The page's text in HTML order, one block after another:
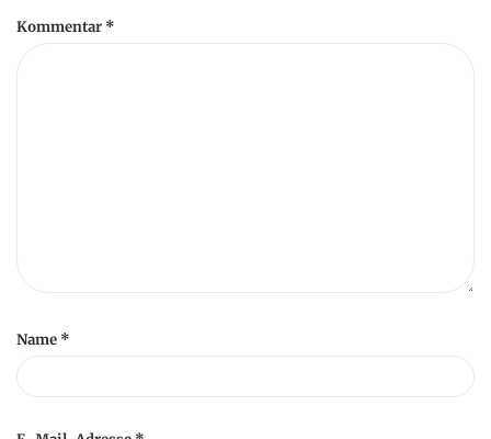
Kommentar *
Name *